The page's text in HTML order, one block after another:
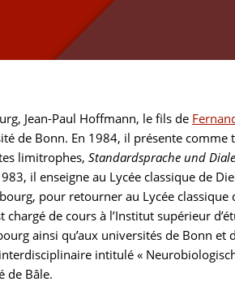
Jean-Paul Hoffmann, le fils de
de Bonn. En 1984, il présente
limitrophes, Standardsprache und
il enseigne au Lycée classique de
pour retourner au Lycée
de cours à l’Institut supérieur
ainsi qu’aux universités de Bonn
intitulé «
de Bâle.